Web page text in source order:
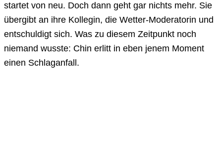
startet von neu. Doch dann geht gar nichts mehr. Sie
übergibt an ihre Kollegin, die Wetter-Moderatorin und
entschuldigt sich. Was zu diesem Zeitpunkt noch
niemand wusste: Chin erlitt in eben jenem Moment
einen Schlaganfall.